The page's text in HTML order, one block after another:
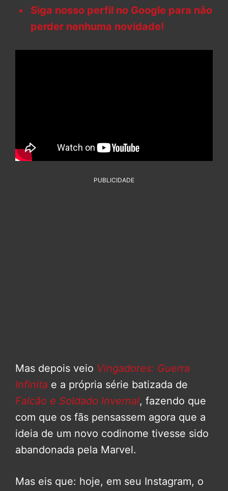
Siga nosso perfil no Google para não
perder nenhuma novidade!
PUBLICIDADE
Mas depois veio Vingadores: Guerra
Infinita e a própria série batizada de
Falcão e Soldado Invernal, fazendo que
com que os fãs pensassem agora que a
ideia de um novo codinome tivesse sido
abandonada pela Marvel.
Mas eis que: hoje, em seu Instagram, o